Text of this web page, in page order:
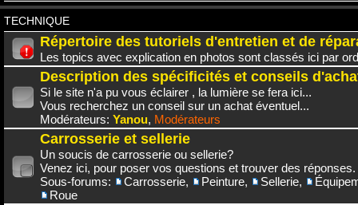
TECHNIQUE
Répertoire des tutoriels d'entretien et de
Les topics avec explication en photos sont classés ici par
Description des spécificités et conseils
Si le site n'a pu vous éclairer , la lumière se fera ici...
Vous recherchez un conseil sur un achat éventuel...
Modérateurs: Yanou, Modérateurs
Carrosserie et sellerie
Un soucis de carrosserie ou sellerie?
Venez ici, pour poser vos questions et trouver des réponses.
Sous-forums:
Carrosserie, Peinture, Sellerie,
Roue